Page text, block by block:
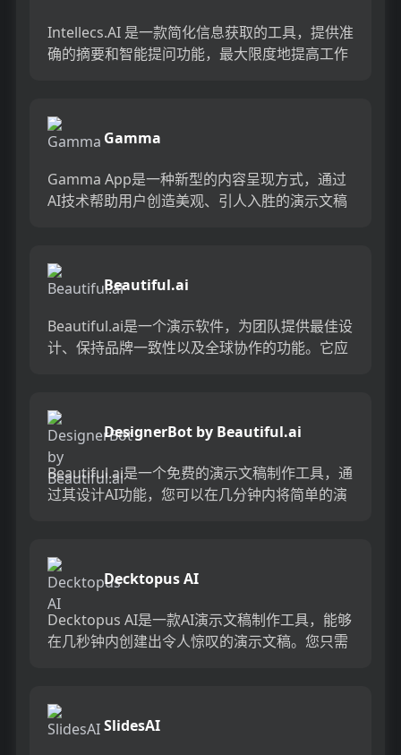
Intellecs.AI 是一款简化信息获取的工具，提供准
确的摘要和智能提问功能，最大限度地提高工作
Gamma
Gamma App是一种新型的内容呈现方式，通过
AI技术帮助用户创造美观、引人入胜的演示文稿
Beautiful.ai
Beautiful.ai是一个演示软件，为团队提供最佳设
计、保持品牌一致性以及全球协作的功能。它应
DesignerBot by Beautiful.ai
Beautiful.ai是一个免费的演示文稿制作工具，通
过其设计AI功能，您可以在几分钟内将简单的演
Decktopus AI
Decktopus AI是一款AI演示文稿制作工具，能够
在几秒钟内创建出令人惊叹的演示文稿。您只需
SlidesAI